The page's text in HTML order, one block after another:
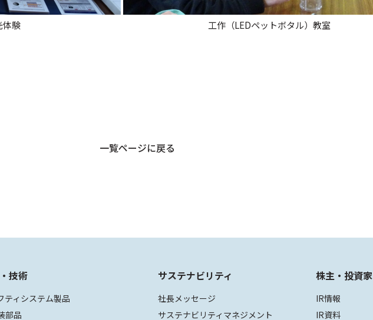
体験 工作（LEDペットボタル）教室
一覧ページに戻る
技術
ティシステム製品
部品
サステナビリティ
社長メッセージ
サステナビリティマネジメント
株主・投資家
IR情報
IR資料